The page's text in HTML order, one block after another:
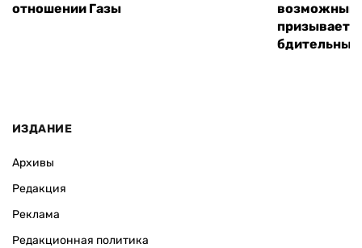
отношении Газы
возможным
призывает
ИЗДАНИЕ
Архивы
Редакция
Реклама
Редакционная политика